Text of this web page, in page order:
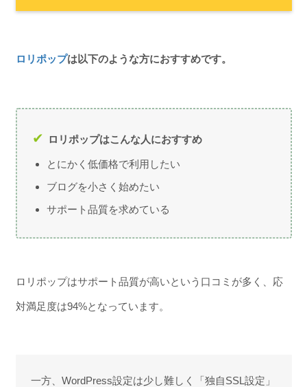
ロリポップは以下のような方におすすめです。
ロリポップはこんな人におすすめ
とにかく低価格で利用したい
ブログを小さく始めたい
サポート品質を求めている
ロリポップはサポート品質が高いという口コミが多く、応
対満足度は94%となっています。
一方、WordPress設定は少し難しく「独自SSL設定」